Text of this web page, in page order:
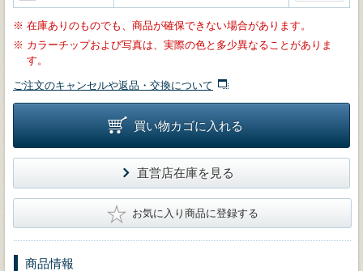
※ 在庫ありのものでも、商品が確保できない場合があります。
※ カラーチップおよび写真は、実際の色と多少異なることがありま
す。
ご注文のキャンセルや返品・交換について
買い物カゴに入れる
直営店在庫を見る
★ お気に入り商品に登録する
商品情報